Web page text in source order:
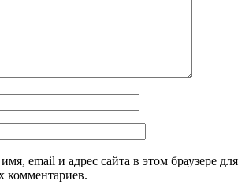
email и адрес сайта в этом браузере для
комментариев.